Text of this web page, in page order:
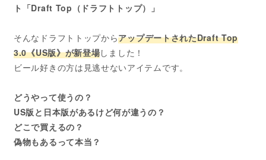
ト「Draft Top（ドラフトトップ）」
そんなドラフトトップからアップデートされたDraft Top
3.0《US版》が新登場しました！
ビール好きの方は見逃せないアイテムです。
どうやって使うの？
US版と日本版があるけど何が違うの？
どこで買えるの？
偽物もあるって本当？